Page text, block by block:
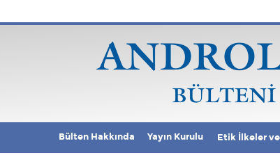
Bülten Hakkında Yayın Kurulu Etik İlkeler